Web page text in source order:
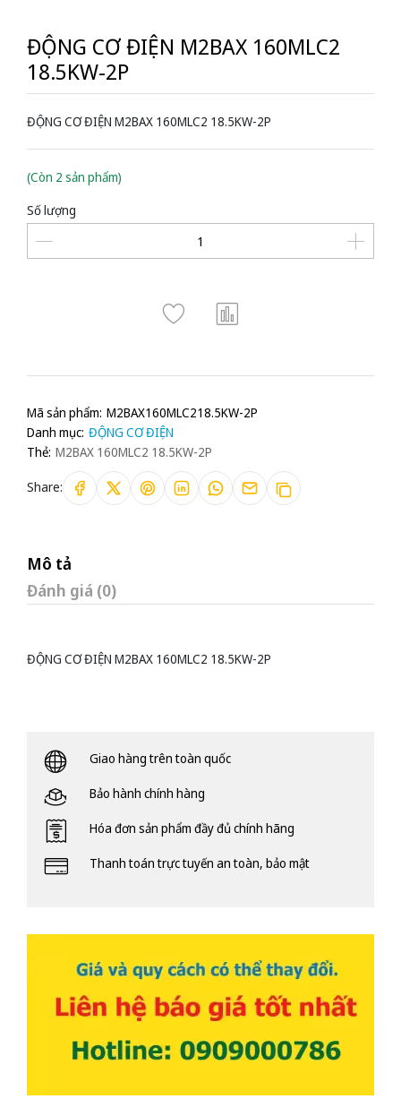
ĐỘNG CƠ ĐIỆN M2BAX 160MLC2
18.5KW-2P
ĐỘNG CƠ ĐIỆN M2BAX 160MLC2 18.5KW-2P
(Còn 2 sản phẩm)
Số lượng
Mã sản phẩm: M2BAX160MLC218.5KW-2P
Danh mục: ĐỘNG CƠ ĐIỆN
Thẻ: M2BAX 160MLC2 18.5KW-2P
Share:
Mô tả
Đánh giá (0)
ĐỘNG CƠ ĐIỆN M2BAX 160MLC2 18.5KW-2P
Giao hàng trên toàn quốc
Bảo hành chính hàng
Hóa đơn sản phẩm đầy đủ chính hãng
Thanh toán trực tuyến an toàn, bảo mật